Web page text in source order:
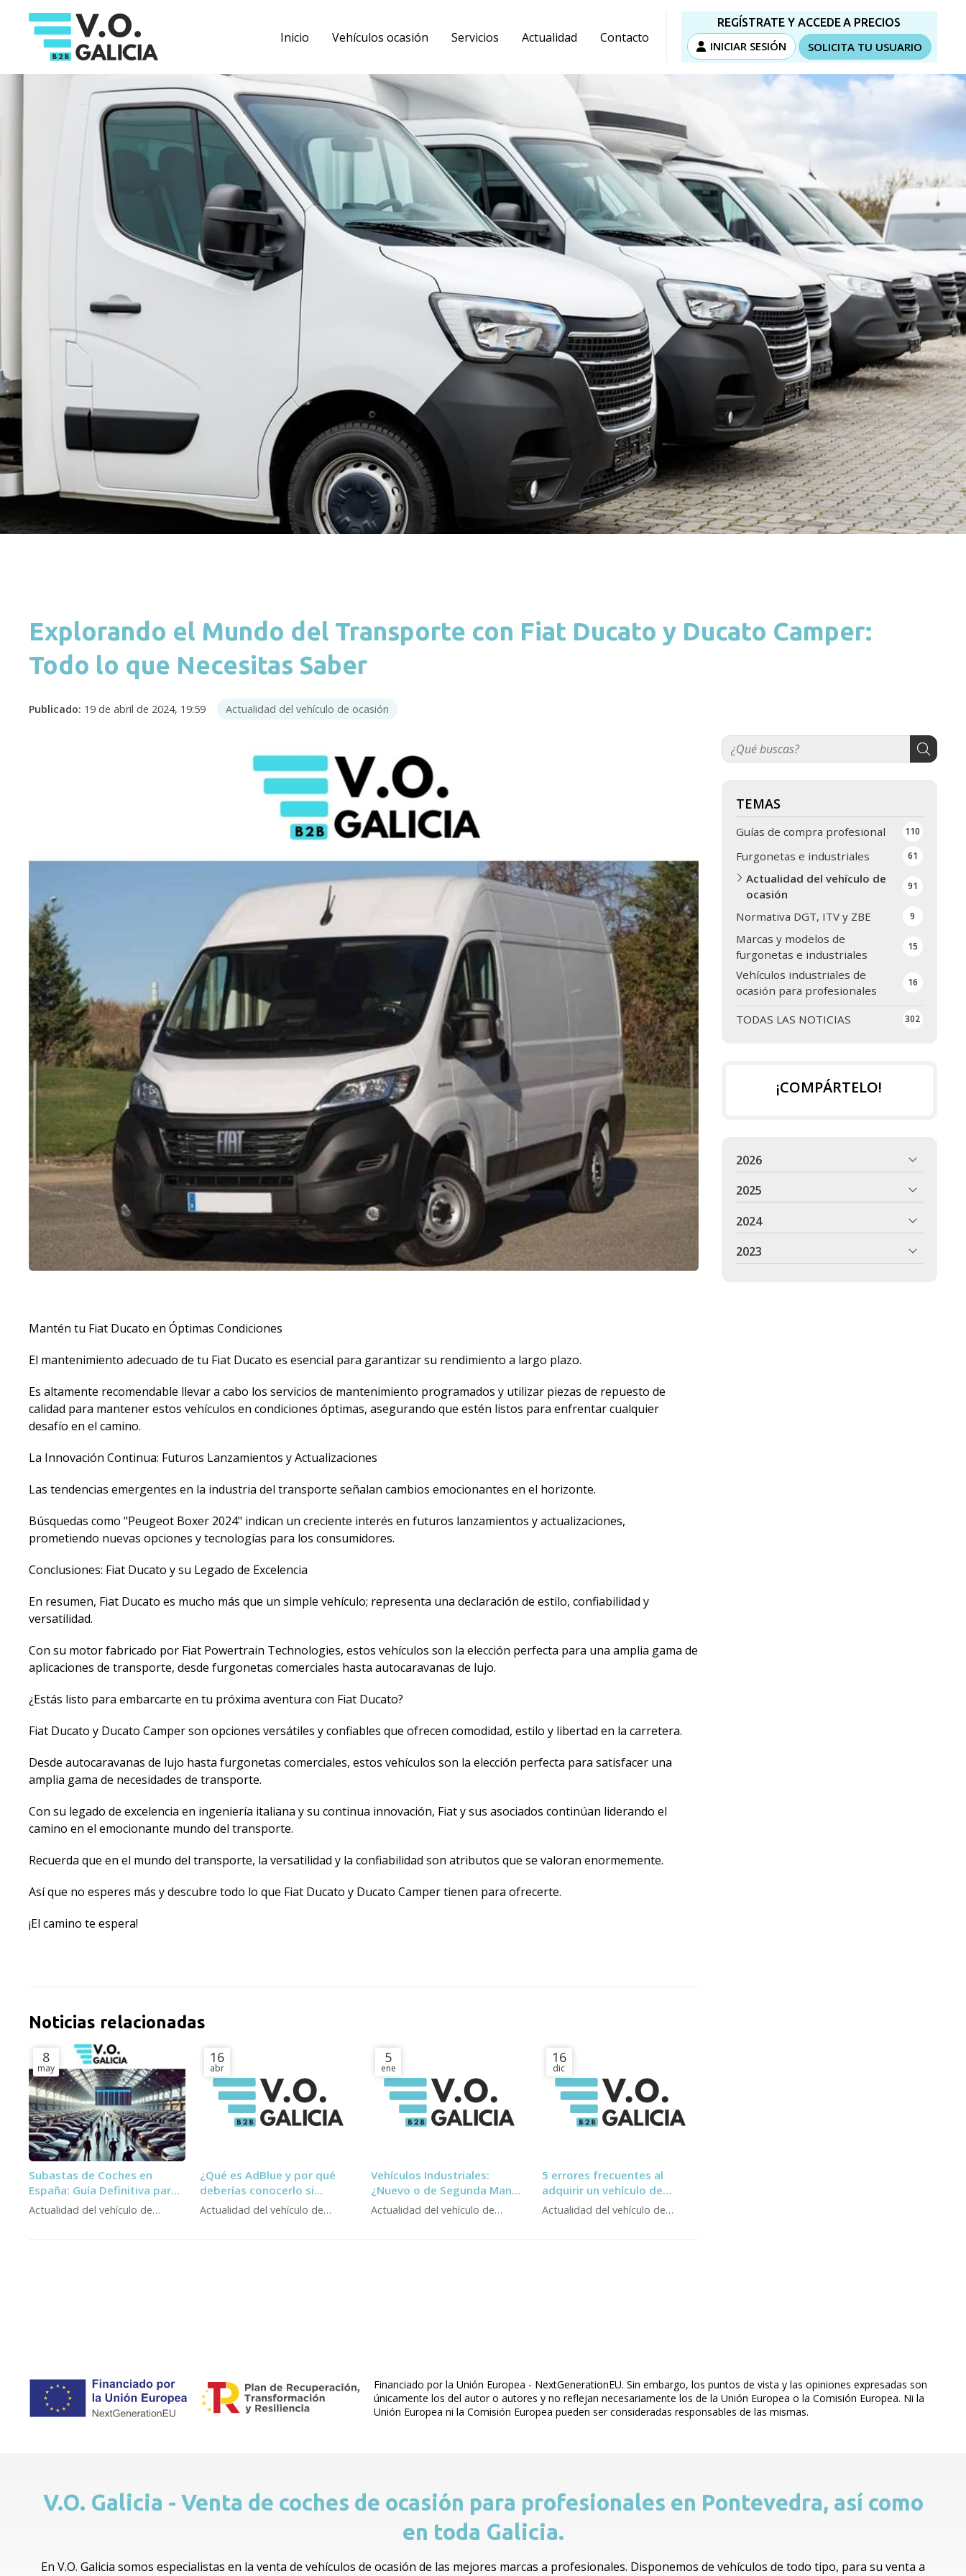
Inicio Vehículos ocasión Servicios Actualidad Contacto
REGÍSTRATE Y ACCEDE A PRECIOS
INICIAR SESIÓN SOLICITA TU USUARIO
Explorando el Mundo del Transporte con Fiat Ducato y Ducato Camper:
Todo lo que Necesitas Saber
Publicado: 19 de abril de 2024, 19:59 Actualidad del vehículo de ocasión
TEMAS
TODAS LAS NOTICIAS 302
Guías de compra profesional 110
Furgonetas e industriales 61
Actualidad del vehículo de
ocasión
91
Normativa DGT, ITV y ZBE 9
Marcas y modelos de
furgonetas e industriales
15
Vehículos industriales de
ocasión para profesionales
16
Mantén tu Fiat Ducato en Óptimas Condiciones
El mantenimiento adecuado de tu Fiat Ducato es esencial para garantizar su rendimiento a largo plazo.
Es altamente recomendable llevar a cabo los servicios de mantenimiento programados y utilizar piezas de repuesto de
calidad para mantener estos vehículos en condiciones óptimas, asegurando que estén listos para enfrentar cualquier
desafío en el camino.
La Innovación Continua: Futuros Lanzamientos y Actualizaciones
Las tendencias emergentes en la industria del transporte señalan cambios emocionantes en el horizonte.
Búsquedas como "Peugeot Boxer 2024" indican un creciente interés en futuros lanzamientos y actualizaciones,
prometiendo nuevas opciones y tecnologías para los consumidores.
Conclusiones: Fiat Ducato y su Legado de Excelencia
En resumen, Fiat Ducato es mucho más que un simple vehículo; representa una declaración de estilo, confiabilidad y
versatilidad.
Con su motor fabricado por Fiat Powertrain Technologies, estos vehículos son la elección perfecta para una amplia gama de
aplicaciones de transporte, desde furgonetas comerciales hasta autocaravanas de lujo.
¿Estás listo para embarcarte en tu próxima aventura con Fiat Ducato?
Fiat Ducato y Ducato Camper son opciones versátiles y confiables que ofrecen comodidad, estilo y libertad en la carretera.
Desde autocaravanas de lujo hasta furgonetas comerciales, estos vehículos son la elección perfecta para satisfacer una
amplia gama de necesidades de transporte.
Con su legado de excelencia en ingeniería italiana y su continua innovación, Fiat y sus asociados continúan liderando el
camino en el emocionante mundo del transporte.
Recuerda que en el mundo del transporte, la versatilidad y la confiabilidad son atributos que se valoran enormemente.
Así que no esperes más y descubre todo lo que Fiat Ducato y Ducato Camper tienen para ofrecerte.
¡El camino te espera!
Noticias relacionadas
8
may
Subastas de Coches en
España: Guía Definitiva para
Profesionales (Y la
Actualidad del vehículo de
16
abr
¿Qué es AdBlue y por qué
deberías conocerlo si
trabajas con vehículos
Actualidad del vehículo de
5
ene
Vehículos Industriales:
¿Nuevo o de Segunda Mano?
Guía 2025
Actualidad del vehículo de
16
dic
5 errores frecuentes al
adquirir un vehículo de
ocasión y cómo evitarlos
Actualidad del vehículo de
¡COMPÁRTELO!
2026
2025
2024
2023
Financiado por la Unión Europea - NextGenerationEU. Sin embargo, los puntos de vista y las opiniones expresadas son
únicamente los del autor o autores y no reflejan necesariamente los de la Unión Europea o la Comisión Europea. Ni la
Unión Europea ni la Comisión Europea pueden ser consideradas responsables de las mismas.
V.O. Galicia - Venta de coches de ocasión para profesionales en Pontevedra, así como
en toda Galicia.
En V.O. Galicia somos especialistas en la venta de vehículos de ocasión de las mejores marcas a profesionales. Disponemos de vehículos de todo tipo, para su venta a